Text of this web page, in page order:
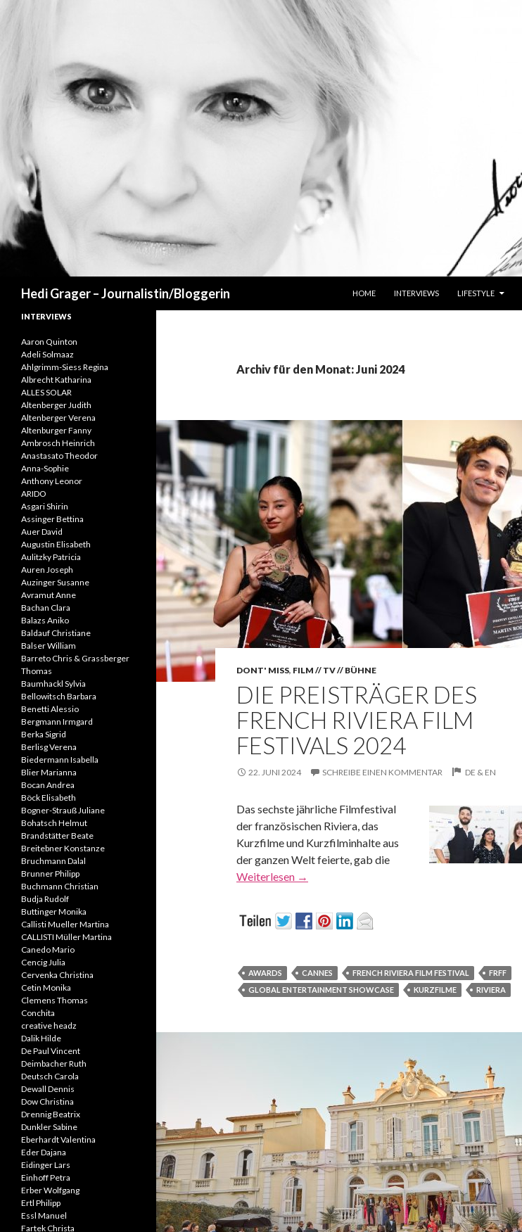
Hedi Grager – Journalistin/Bloggerin
HOME
INTERVIEWS LIFESTYLE
Archiv für den Monat: Juni 2024
DONT' MISS, FILM // TV // BÜHNE
DIE PREISTRÄGER DES
FRENCH RIVIERA FILM
FESTIVALS 2024
22. JUNI 2024 SCHREIBE EINEN KOMMENTAR DE & EN
Das sechste jährliche Filmfestival
der französischen Riviera, das
Kurzfilme und Kurzfilminhalte aus
der ganzen Welt feierte, gab die
Weiterlesen →
AWARDS CANNES FRENCH RIVIERA FILM FESTIVAL
FRFF
GLOBAL ENTERTAINMENT SHOWCASE
KURZFILME RIVIERA
INTERVIEWS
Aaron Quinton
Adeli Solmaaz
Ahlgrimm-Siess Regina
Albrecht Katharina
ALLES SOLAR
Altenberger Judith
Altenberger Verena
Altenburger Fanny
Ambrosch Heinrich
Anastasato Theodor
Anna-Sophie
Anthony Leonor
ARIDO
Asgari Shirin
Assinger Bettina
Auer David
Augustin Elisabeth
Aulitzky Patricia
Auren Joseph
Auzinger Susanne
Avramut Anne
Bachan Clara
Balazs Aniko
Baldauf Christiane
Balser William
Barreto Chris & Grassberger
Thomas
Baumhackl Sylvia
Bellowitsch Barbara
Benetti Alessio
Bergmann Irmgard
Berka Sigrid
Berlisg Verena
Biedermann Isabella
Blier Marianna
Bocan Andrea
Böck Elisabeth
Bogner-Strauß Juliane
Bohatsch Helmut
Brandstätter Beate
Breitebner Konstanze
Bruchmann Dalal
Brunner Philipp
Buchmann Christian
Budja Rudolf
Buttinger Monika
Callisti Mueller Martina
CALLISTI Müller Martina
Canedo Mario
Cencig Julia
Cervenka Christina
Cetin Monika
Clemens Thomas
Conchita
creative headz
Dalik Hilde
De Paul Vincent
Deimbacher Ruth
Deutsch Carola
Dewall Dennis
Dow Christina
Drennig Beatrix
Dunkler Sabine
Eberhardt Valentina
Eder Dajana
Eidinger Lars
Einhoff Petra
Erber Wolfgang
Ertl Philipp
Essl Manuel
Fartek Christa